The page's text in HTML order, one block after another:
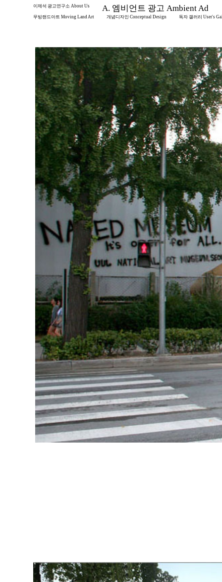
이제석 광고연구소 About Us A. 엠비언트 광고 Ambient Ad
무빙랜드아트 Moving Land Art 개념디자인 Conceptual Design 독자 갤러리 User's